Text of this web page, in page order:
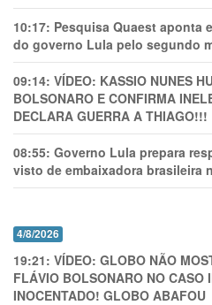
10:17: Pesquisa Quaest aponta
do governo Lula pelo segundo
09:14: VÍDEO: KASSIO NUNES
BOLSONARO E CONFIRMA
DECLARA GUERRA A THIAGO!!!
08:55: Governo Lula prepara
visto de embaixadora brasileira
4/8/2026
19:21: VÍDEO: GLOBO NÃO
FLÁVIO BOLSONARO NO CASO
INOCENTADO! GLOBO ABAFOU